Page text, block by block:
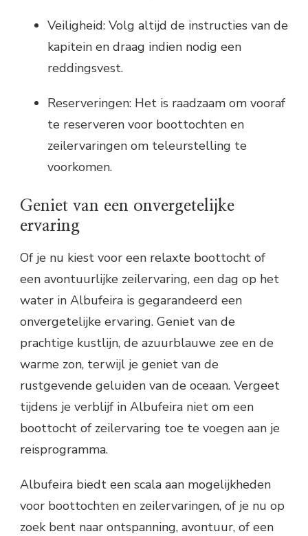
Veiligheid: Volg altijd de instructies van de
kapitein en draag indien nodig een
reddingsvest.
Reserveringen: Het is raadzaam om vooraf
te reserveren voor boottochten en
zeilervaringen om teleurstelling te
voorkomen.
Geniet van een onvergetelijke
ervaring
Of je nu kiest voor een relaxte boottocht of
een avontuurlijke zeilervaring, een dag op het
water in Albufeira is gegarandeerd een
onvergetelijke ervaring. Geniet van de
prachtige kustlijn, de azuurblauwe zee en de
warme zon, terwijl je geniet van de
rustgevende geluiden van de oceaan. Vergeet
tijdens je verblijf in Albufeira niet om een
boottocht of zeilervaring toe te voegen aan je
reisprogramma.
Albufeira biedt een scala aan mogelijkheden
voor boottochten en zeilervaringen, of je nu op
zoek bent naar ontspanning, avontuur, of een